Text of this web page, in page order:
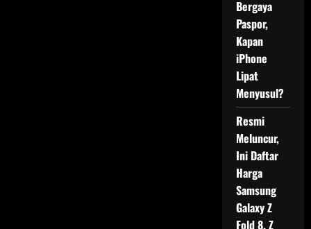
Bergaya
Paspor,
Kapan
iPhone
Lipat
Menyusul?
Resmi
Meluncur,
Ini Daftar
Harga
Samsung
Galaxy Z
Fold 8, Z